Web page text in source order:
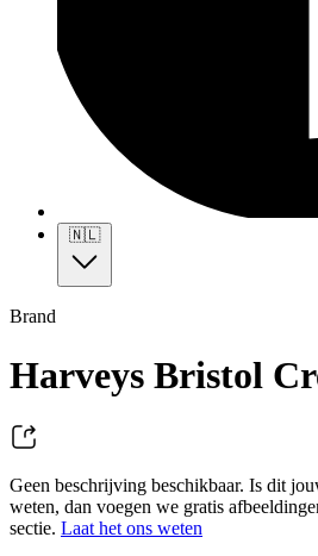
🇳🇱
Brand
Harveys Bristol
Geen beschrijving beschikbaar. Is dit
weten, dan voegen we gratis
sectie. Laat het ons weten